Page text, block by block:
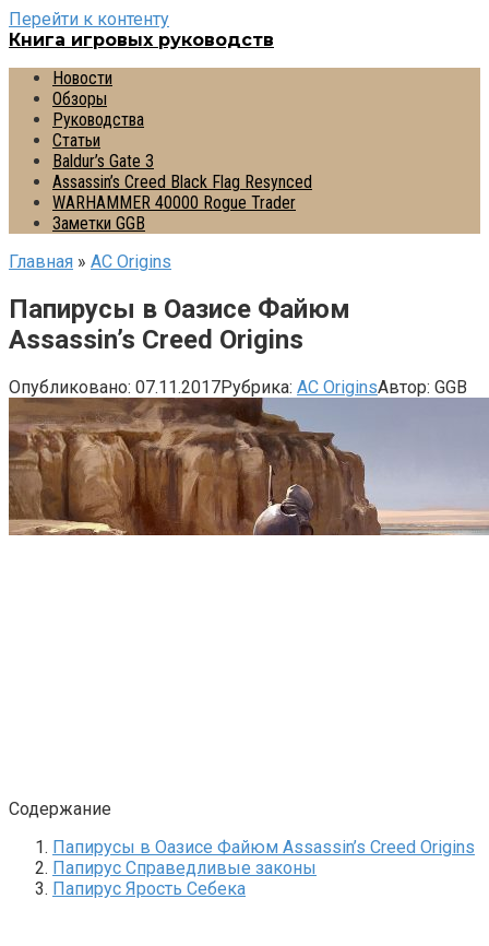
Перейти к контенту
Книга игровых руководств
Новости
Обзоры
Руководства
Статьи
Baldur’s Gate 3
Assassin’s Creed Black Flag Resynced
WARHAMMER 40000 Rogue Trader
Заметки GGB
Главная » AС Origins
Папирусы в Оазисе Файюм
Assassin’s Creed Origins
Опубликовано: 07.11.2017Рубрика: AС OriginsАвтор: GGB
Содержание
Папирусы в Оазисе Файюм Assassin’s Creed Origins
Папирус Справедливые законы
Папирус Ярость Себека